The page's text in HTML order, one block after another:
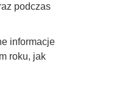
podczas
informacje
roku, jak